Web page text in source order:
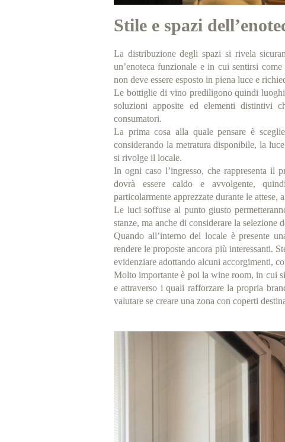
Stile e spazi
La distribuzione degli spazi si rivela
un’enoteca funzionale e in cui sentirsi
non deve essere esposto in piena luce e
Le bottiglie di vino prediligono quindi
soluzioni apposite ed elementi distintivi
consumatori.
La prima cosa alla quale pensare è
considerando la metratura disponibile, la
si rivolge il locale.
In ogni caso l’ingresso, che rappresenta il
dovrà essere caldo e avvolgente,
particolarmente apprezzate durante le attese,
Le luci soffuse al punto giusto
stanze, ma anche di considerare la selezione
Quando all’interno del locale è presente
rendere le proposte ancora più interessanti.
evidenziare adottando alcuni accorgimenti,
Molto importante è poi la wine room, in cui
e attraverso i quali rafforzare la propria
valutare se creare una zona con coperti